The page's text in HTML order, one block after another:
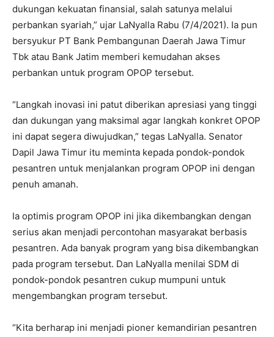
dukungan kekuatan finansial, salah satunya melalui
perbankan syariah,” ujar LaNyalla Rabu (7/4/2021). Ia pun
bersyukur PT Bank Pembangunan Daerah Jawa Timur
Tbk atau Bank Jatim memberi kemudahan akses
perbankan untuk program OPOP tersebut.
“Langkah inovasi ini patut diberikan apresiasi yang tinggi
dan dukungan yang maksimal agar langkah konkret OPOP
ini dapat segera diwujudkan,” tegas LaNyalla. Senator
Dapil Jawa Timur itu meminta kepada pondok-pondok
pesantren untuk menjalankan program OPOP ini dengan
penuh amanah.
Ia optimis program OPOP ini jika dikembangkan dengan
serius akan menjadi percontohan masyarakat berbasis
pesantren. Ada banyak program yang bisa dikembangkan
pada program tersebut. Dan LaNyalla menilai SDM di
pondok-pondok pesantren cukup mumpuni untuk
mengembangkan program tersebut.
“Kita berharap ini menjadi pioner kemandirian pesantren